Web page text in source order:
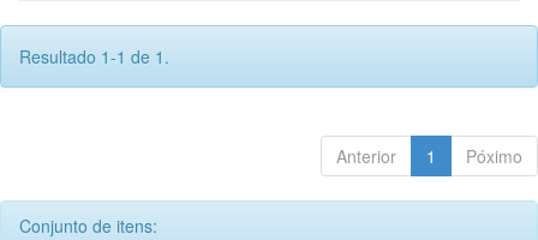
Resultado 1-1 de 1.
Anterior 1 Póximo
Conjunto de itens: